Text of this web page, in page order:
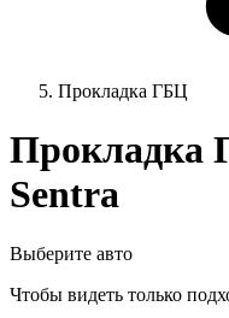
Прокладка ГБЦ
Прокладка
Sentra
Выберите авто
Чтобы видеть только